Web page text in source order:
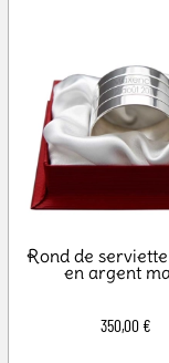
Rond de
en argent
350,00 €